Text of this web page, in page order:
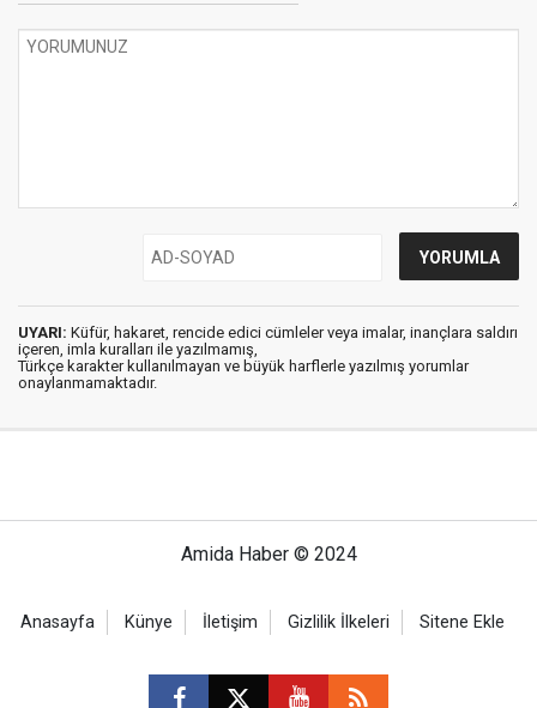
UYARI: Küfür, hakaret, rencide edici cümleler veya imalar, inançlara saldırı
içeren, imla kuralları ile yazılmamış,
Türkçe karakter kullanılmayan ve büyük harflerle yazılmış yorumlar
onaylanmamaktadır.
Amida Haber © 2024
Anasayfa Künye İletişim Gizlilik İlkeleri Sitene Ekle